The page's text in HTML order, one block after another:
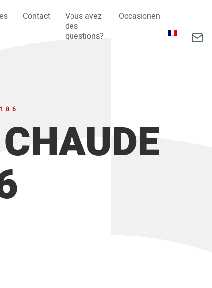
Contact
Vous avez
des
questions?
Occasionen